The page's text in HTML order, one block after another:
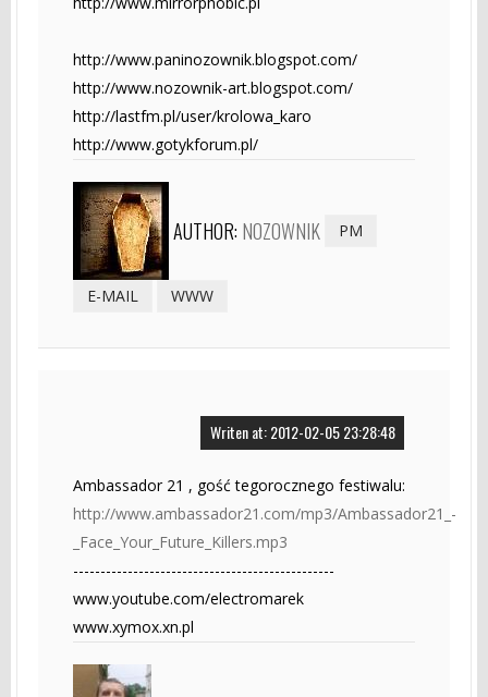
http://www.paninozownik.blogspot.com/
http://www.nozownik-art.blogspot.com/
http://lastfm.pl/user/krolowa_karo
http://www.gotykforum.pl/
AUTHOR: NOZOWNIK PM
E-MAIL WWW
Writen at: 2012-02-05 23:28:48
Ambassador 21 , gość tegorocznego festiwalu:
http://www.ambassador21.com/mp3/Ambassador21_-
_Face_Your_Future_Killers.mp3
------------------------------------------------
www.youtube.com/electromarek
www.xymox.xn.pl